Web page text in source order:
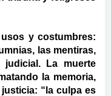
y costumbres:
las mentiras,
judicial. La muerte
la memoria,
“la culpa es